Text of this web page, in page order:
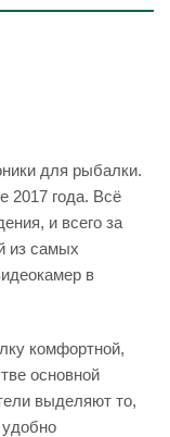
для рыбалки.
2017 года. Всё
и всего за
из самых
в
комфортной,
основной
выделяют то,